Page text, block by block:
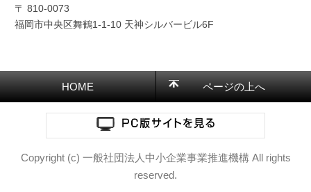
〒810-0073
福岡市中央区舞鶴1-1-10 天神シルバービル6F
HOME ページの上へ
Copyright (c) 一般社団法人中小企業事業推進機構 All rights
reserved.